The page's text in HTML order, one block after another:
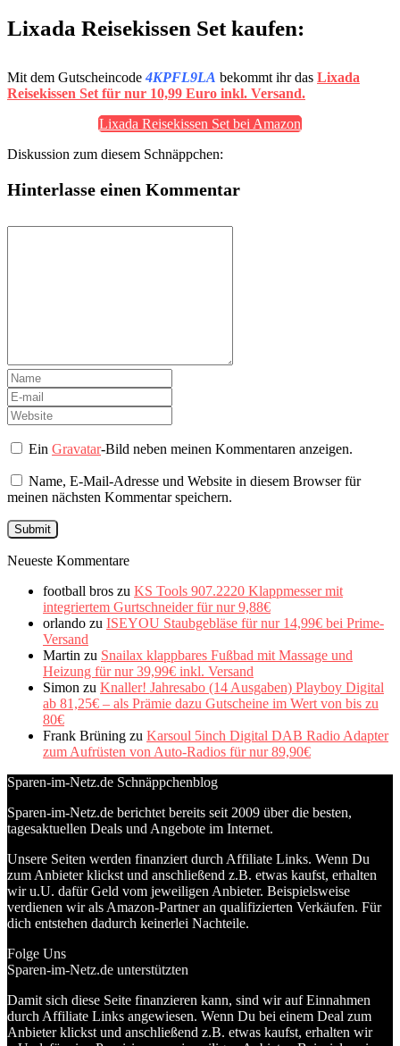
Lixada Reisekissen Set kaufen:
Mit dem Gutscheincode 4KPFL9LA bekommt ihr das Lixada
Reisekissen Set für nur 10,99 Euro inkl. Versand.
Lixada Reisekissen Set bei Amazon
Diskussion zum diesem Schnäppchen:
Hinterlasse einen Kommentar
EinGravatar-Bild neben meinen Kommentaren anzeigen.
Name, E-Mail-Adresse und Website in diesem Browser für
meinen nächsten Kommentar speichern.
Neueste Kommentare
football bros zu KS Tools 907.2220 Klappmesser mit
integriertem Gurtschneider für nur 9,88€
orlando zu ISEYOU Staubgebläse für nur 14,99€ bei Prime-
Versand
Martin zu Snailax klappbares Fußbad mit Massage und
Heizung für nur 39,99€ inkl. Versand
Simon zu Knaller! Jahresabo (14 Ausgaben) Playboy Digital
ab 81,25€ – als Prämie dazu Gutscheine im Wert von bis zu
80€
Frank Brüning zu Karsoul 5inch Digital DAB Radio Adapter
zum Aufrüsten von Auto-Radios für nur 89,90€
Sparen-im-Netz.de Schnäppchenblog
Sparen-im-Netz.de berichtet bereits seit 2009 über die besten,
tagesaktuellen Deals und Angebote im Internet.
Unsere Seiten werden finanziert durch Affiliate Links. Wenn Du
zum Anbieter klickst und anschließend z.B. etwas kaufst, erhalten
wir u.U. dafür Geld vom jeweiligen Anbieter. Beispielsweise
verdienen wir als Amazon-Partner an qualifizierten Verkäufen. Für
dich entstehen dadurch keinerlei Nachteile.
Folge Uns
Sparen-im-Netz.de unterstützten
Damit sich diese Seite finanzieren kann, sind wir auf Einnahmen
durch Affiliate Links angewiesen. Wenn Du bei einem Deal zum
Anbieter klickst und anschließend z.B. etwas kaufst, erhalten wir